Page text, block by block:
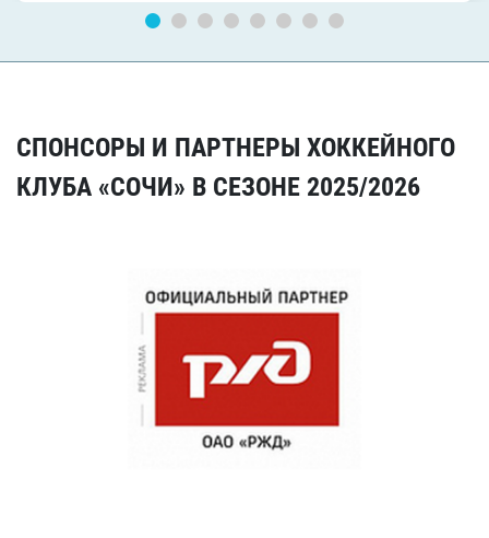
СПОНСОРЫ И ПАРТНЕРЫ ХОККЕЙНОГО
КЛУБА «СОЧИ» В СЕЗОНЕ 2025/2026